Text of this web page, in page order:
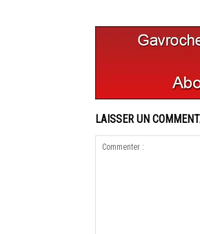
LAISSER UN